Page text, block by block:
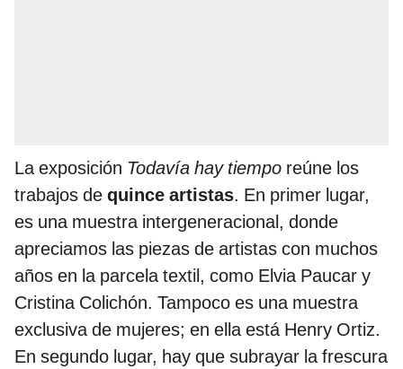
La exposición Todavía hay tiempo reúne los
trabajos de quince artistas. En primer lugar,
es una muestra intergeneracional, donde
apreciamos las piezas de artistas con muchos
años en la parcela textil, como Elvia Paucar y
Cristina Colichón. Tampoco es una muestra
exclusiva de mujeres; en ella está Henry Ortiz.
En segundo lugar, hay que subrayar la frescura